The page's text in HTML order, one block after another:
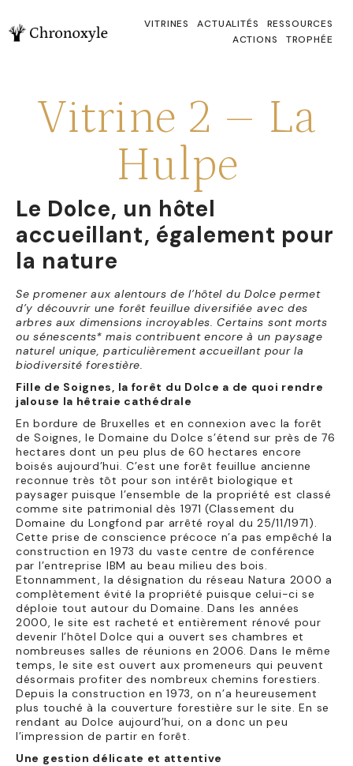
VITRINES ACTUALITÉS
RESSOURCES
ACTIONS
TROPHÉE
Vitrine 2 – La
Hulpe
Le Dolce, un hôtel
accueillant, également pour
la nature
Se promener aux alentours de l’hôtel du Dolce permet
d’y découvrir une forêt feuillue diversifiée avec des
arbres aux dimensions incroyables. Certains sont morts
ou sénescents* mais contribuent encore à un paysage
naturel unique, particulièrement accueillant pour la
biodiversité forestière.
Fille de Soignes, la forêt du Dolce a de quoi rendre
jalouse la hêtraie cathédrale
En bordure de Bruxelles et en connexion avec la forêt
de Soignes, le Domaine du Dolce s’étend sur près de 76
hectares dont un peu plus de 60 hectares encore
boisés aujourd’hui. C’est une forêt feuillue ancienne
reconnue très tôt pour son intérêt biologique et
paysager puisque l’ensemble de la propriété est classé
comme site patrimonial dès 1971 (Classement du
Domaine du Longfond par arrêté royal du 25/11/1971).
Cette prise de conscience précoce n’a pas empêché la
construction en 1973 du vaste centre de conférence
par l’entreprise IBM au beau milieu des bois.
Etonnamment, la désignation du réseau Natura 2000 a
complètement évité la propriété puisque celui-ci se
déploie tout autour du Domaine. Dans les années
2000, le site est racheté et entièrement rénové pour
devenir l’hôtel Dolce qui a ouvert ses chambres et
nombreuses salles de réunions en 2006. Dans le même
temps, le site est ouvert aux promeneurs qui peuvent
désormais profiter des nombreux chemins forestiers.
Depuis la construction en 1973, on n’a heureusement
plus touché à la couverture forestière sur le site. En se
rendant au Dolce aujourd’hui, on a donc un peu
l’impression de partir en forêt.
Une gestion délicate et attentive